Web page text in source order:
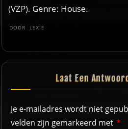
(VZP). Genre: House.
DOOR LEXIE
Laat Een
Je e-mailadres wordt niet
velden zijn gemarkeerd met *